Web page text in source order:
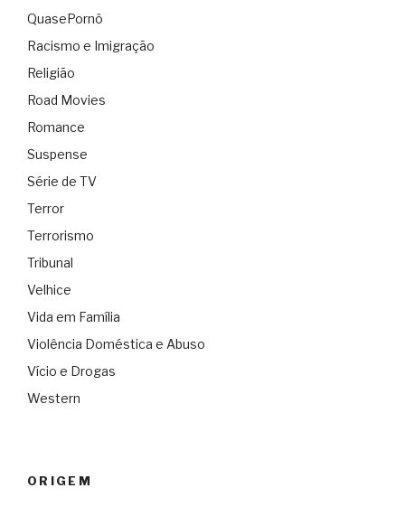
QuasePornô
Racismo e Imigração
Religião
Road Movies
Romance
Suspense
Série de TV
Terror
Terrorismo
Tribunal
Velhice
Vida em Família
Violência Doméstica e Abuso
Vício e Drogas
Western
ORIGEM